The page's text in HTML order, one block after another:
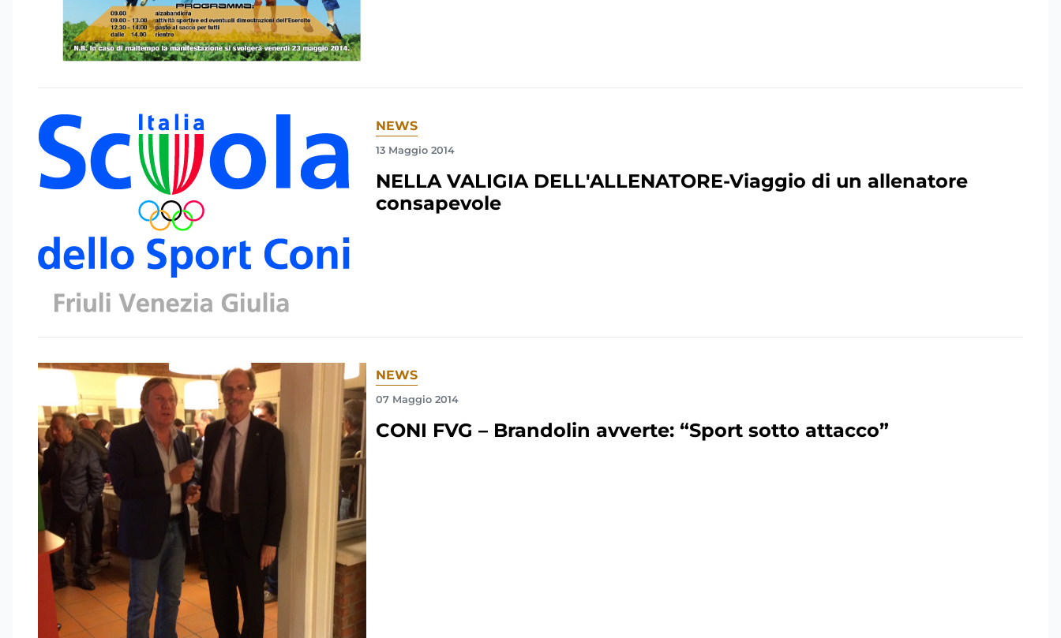
NEWS
13 Maggio 2014
NELLA VALIGIA DELL'ALLENATORE-Viaggio di un allenatore
consapevole
NEWS
07 Maggio 2014
CONI FVG – Brandolin avverte: “Sport sotto attacco”